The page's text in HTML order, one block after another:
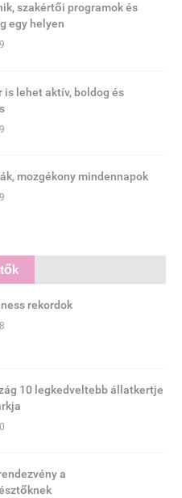
szakértői programok és
egy helyen
is lehet aktív, boldog és
mozgékony mindennapok
rekordok
10 legkedveltebb állatkertje
a